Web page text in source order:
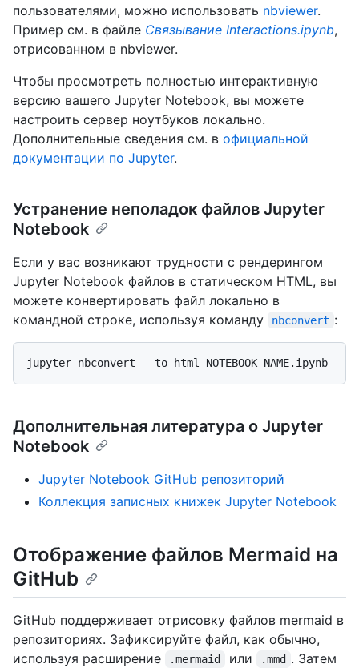
пользователями, можно использовать nbviewer.
Пример см. в файле Связывание Interactions.ipynb,
отрисованном в nbviewer.
Чтобы просмотреть полностью интерактивную
версию вашего Jupyter Notebook, вы можете
настроить сервер ноутбуков локально.
Дополнительные сведения см. в официальной
документации по Jupyter.
Устранение неполадок файлов Jupyter
Notebook
Если у вас возникают трудности с рендерингом
Jupyter Notebook файлов в статическом HTML, вы
можете конвертировать файл локально в
командной строке, используя команду
nbconvert :
Дополнительная литература о Jupyter
Notebook
Jupyter Notebook GitHub репозиторий
Коллекция записных книжек Jupyter Notebook
Отображение файлов Mermaid на
GitHub
GitHub поддерживает отрисовку файлов mermaid в
репозиториях. Зафиксируйте файл, как обычно,
используя расширение
.mermaid или .mmd . Затем